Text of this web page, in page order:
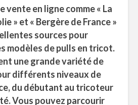
vente en ligne comme « La
» et « Bergère de France »
sources pour
modèles de pulls en tricot.
une grande variété de
différents niveaux de
du débutant au tricoteur
Vous pouvez parcourir